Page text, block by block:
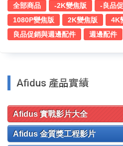
-2K變焦版
-良品
1080P變焦版
2K變焦版 4K
全部商品
良品促銷與週邊配件 週邊配件
Afidus 產品實績
Afidus 實戰影片大全
Afidus 金質獎工程影片